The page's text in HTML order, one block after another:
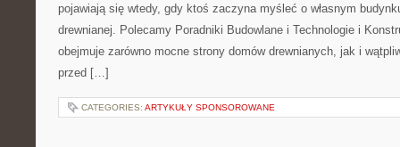
pojawiają się wtedy, gdy ktoś zaczyna myśleć o własnym
drewnianej. Polecamy Poradniki Budowlane i Technologie i
obejmuje zarówno mocne strony domów drewnianych, jak i
przed […]
CATEGORIES: ARTYKUŁY SPONSOROWANE